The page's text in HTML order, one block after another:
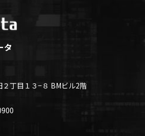
タ
丁目１３−８ BMビル2階